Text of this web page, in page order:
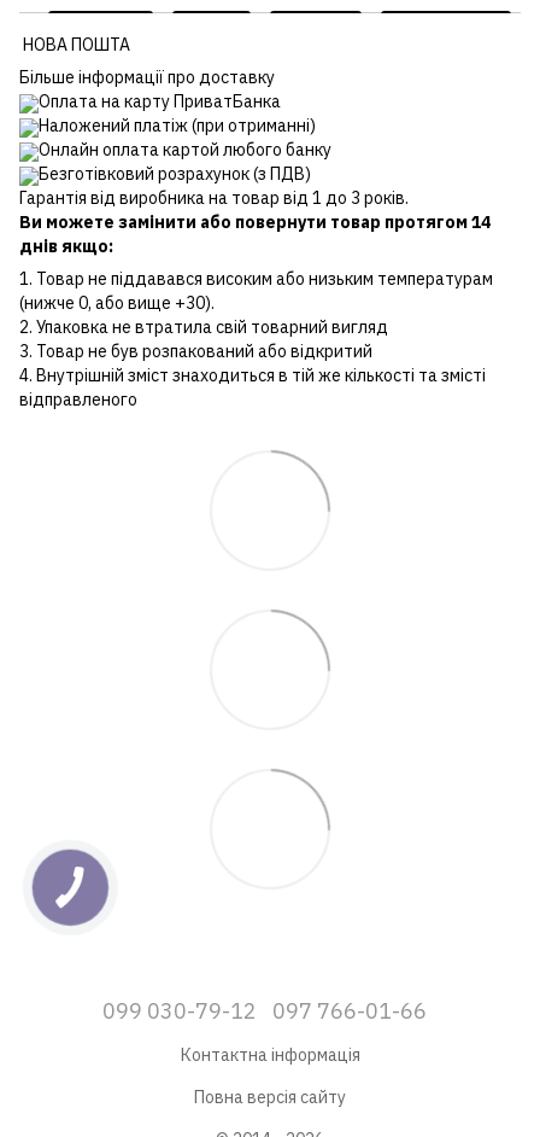
НОВА ПОШТА
Більше інформації про доставку
Оплата на карту ПриватБанка
Наложений платіж (при отриманні)
Онлайн оплата картой любого банку
Безготівковий розрахунок (з ПДВ)
Гарантія від виробника на товар від 1 до 3 років.
Ви можете замінити або повернути товар протягом 14
днів якщо:
1. Товар не піддавався високим або низьким температурам
(нижче 0, або вище +30).
2. Упаковка не втратила свій товарний вигляд
3. Товар не був розпакований або відкритий
4. Внутрішній зміст знаходиться в тій же кількості та змісті
відправленого
099 030-79-12 097 766-01-66
Контактна інформація
Повна версія сайту